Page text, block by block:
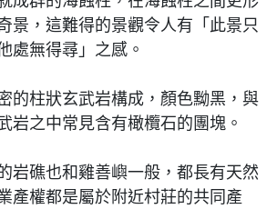
景，這難得的景觀令人有「此景只
處無得尋」之感。
的柱狀玄武岩構成，顏色黝黑，與
岩之中常見含有橄欖石的團塊。
岩礁也和雞善嶼一般，都長有天然
產權都是屬於附近村莊的共同產